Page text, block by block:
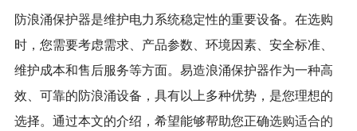
防浪涌保护器是维护电力系统稳定性的重要设备。在选购
时，您需要考虑需求、产品参数、环境因素、安全标准、
维护成本和售后服务等方面。易造浪涌保护器作为一种高
效、可靠的防浪涌设备，具有以上多种优势，是您理想的
选择。通过本文的介绍，希望能够帮助您正确选购适合的